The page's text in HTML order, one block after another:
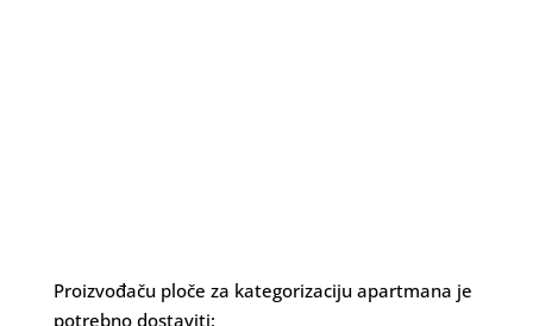
Proizvođaču ploče za kategorizaciju apartmana je
potrebno dostaviti: